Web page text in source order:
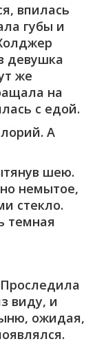
впилась
губы и
девушка
же
на
с едой.
А
шею.
немытое,
стекло.
темная
Проследила
виду, и
ожидая,